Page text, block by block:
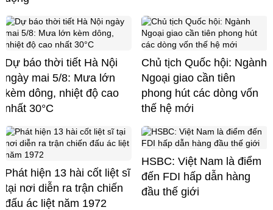
Dự báo thời tiết Hà Nội
ngày mai 5/8: Mưa lớn
kèm dông, nhiệt độ cao
nhất 30°C
Chủ tịch Quốc hội: Ngành
Ngoại giao cần tiên
phong hút các dòng vốn
thế hệ mới
Phát hiện 13 hài cốt liệt sĩ
tại nơi diễn ra trận chiến
đấu ác liệt năm 1972
HSBC: Việt Nam là điểm
đến FDI hấp dẫn hàng
đầu thế giới